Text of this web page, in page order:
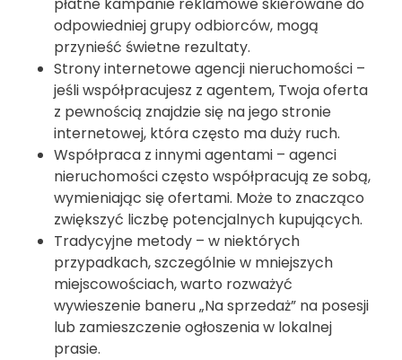
odpowiedniej grupy odbiorców, mogą
przynieść świetne rezultaty.
Strony internetowe agencji nieruchomości –
jeśli współpracujesz z agentem, Twoja oferta
z pewnością znajdzie się na jego stronie
internetowej, która często ma duży ruch.
Współpraca z innymi agentami – agenci
nieruchomości często współpracują ze sobą,
wymieniając się ofertami. Może to znacząco
zwiększyć liczbę potencjalnych kupujących.
Tradycyjne metody – w niektórych
przypadkach, szczególnie w mniejszych
miejscowościach, warto rozważyć
wywieszenie baneru „Na sprzedaż” na posesji
lub zamieszczenie ogłoszenia w lokalnej
prasie.